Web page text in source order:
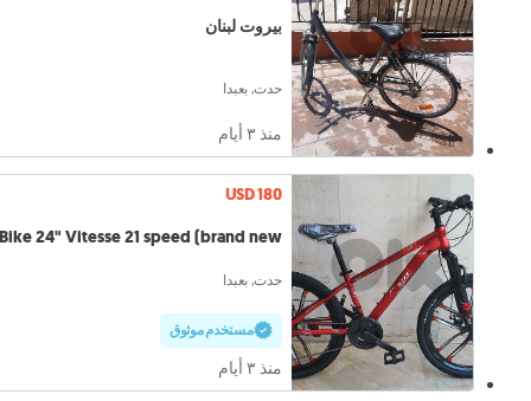
بيروت لبنان
حدت, بعبدا
منذ ٣ أيام
USD 180
XBike 24" Vitesse 21 speed (brand new)
حدت, بعبدا
مستخدم موثوق
منذ ٣ أيام